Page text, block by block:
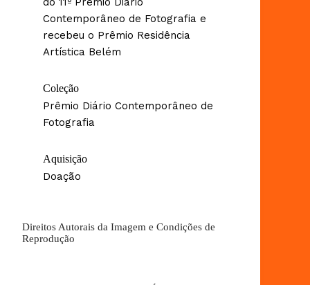
Contemporâneo de Fotografia e
recebeu o Prêmio Residência
Artística Belém
Coleção
Prêmio Diário Contemporâneo de
Fotografia
Aquisição
Doação
Direitos Autorais da Imagem e Condições de
Reprodução